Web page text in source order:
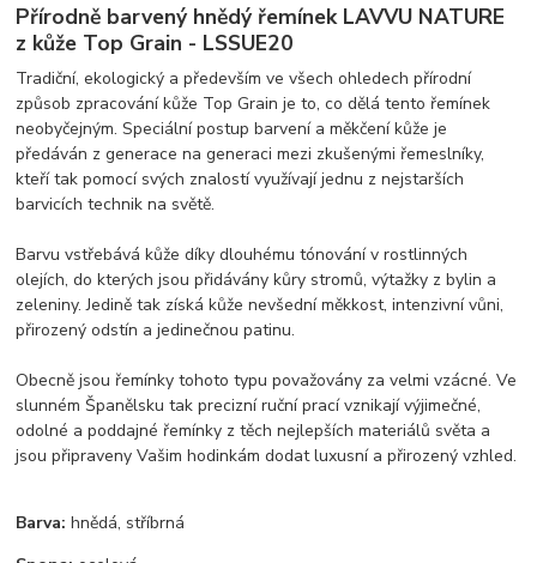
Přírodně barvený hnědý řemínek LAVVU NATURE
z kůže Top Grain - LSSUE20
Tradiční, ekologický a především ve všech ohledech přírodní
způsob zpracování kůže Top Grain je to, co dělá tento řemínek
neobyčejným. Speciální postup barvení a měkčení kůže je
předáván z generace na generaci mezi zkušenými řemeslníky,
kteří tak pomocí svých znalostí využívají jednu z nejstarších
barvicích technik na světě.
Barvu vstřebává kůže díky dlouhému tónování v rostlinných
olejích, do kterých jsou přidávány kůry stromů, výtažky z bylin a
zeleniny. Jedině tak získá kůže nevšední měkkost, intenzivní vůni,
přirozený odstín a jedinečnou patinu.
Obecně jsou řemínky tohoto typu považovány za velmi vzácné. Ve
slunném Španělsku tak precizní ruční prací vznikají výjimečné,
odolné a poddajné řemínky z těch nejlepších materiálů světa a
jsou připraveny Vašim hodinkám dodat luxusní a přirozený vzhled.
Barva: hnědá, stříbrná